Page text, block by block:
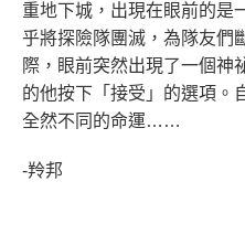
重地下城，出現在眼前的是
乎將探險隊團滅，為隊友們
際，眼前突然出現了一個神
的他按下「接受」的選項。
全然不同的命運……
-羚邦